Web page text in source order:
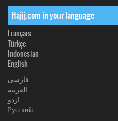
Hajij.com in your language
Français
Türkçe
Indonesian
English
فارسی
العربیة
اردو
Русский